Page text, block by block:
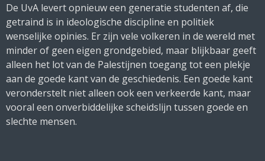
De UvA levert opnieuw een generatie studenten af, die
getraind is in ideologische discipline en politiek
wenselijke opinies. Er zijn vele volkeren in de wereld met
minder of geen eigen grondgebied, maar blijkbaar geeft
alleen het lot van de Palestijnen toegang tot een plekje
aan de goede kant van de geschiedenis. Een goede kant
veronderstelt niet alleen ook een verkeerde kant, maar
vooral een onverbiddelijke scheidslijn tussen goede en
slechte mensen.